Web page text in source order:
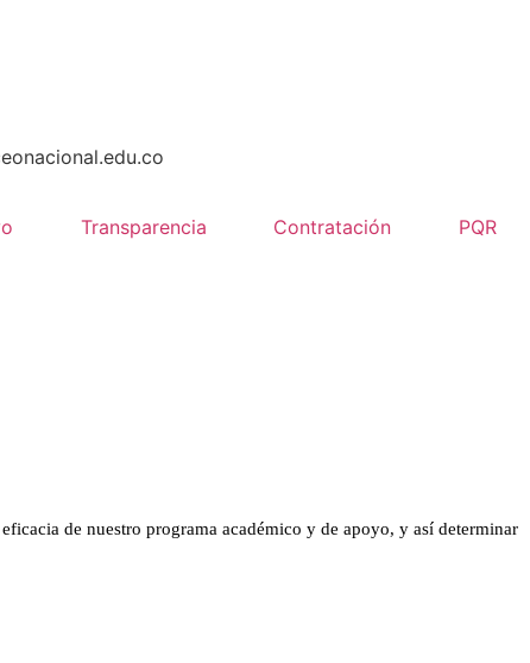
Transparencia Contratación PQR